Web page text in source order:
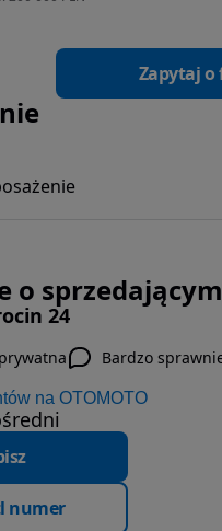
Zapytaj
o sprzedającym
24
Bardzo
na OTOMOTO
numer